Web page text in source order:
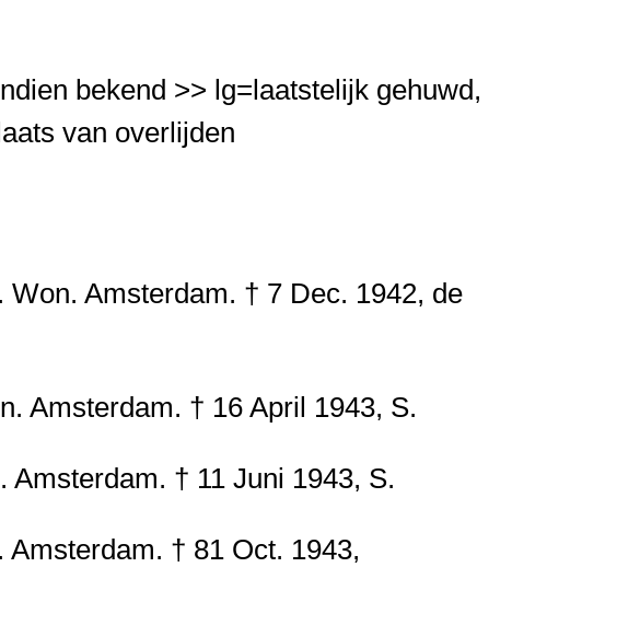
bekend >> lg=laatstelijk gehuwd,
van overlijden
Amsterdam. † 7 Dec. 1942, de
Amsterdam. † 16 April 1943, S.
† 11 Juni 1943, S.
† 81 Oct. 1943,